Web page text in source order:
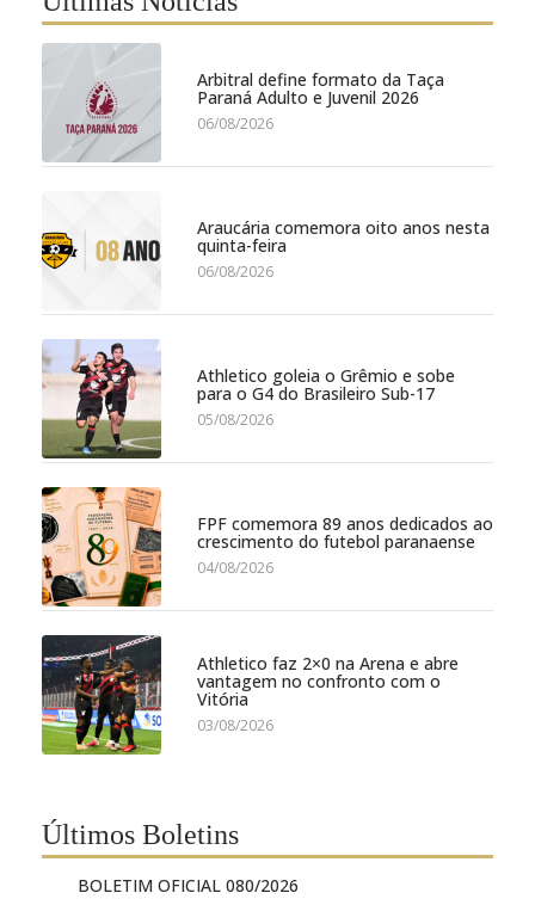
Arbitral define formato da Taça
Paraná Adulto e Juvenil 2026
06/08/2026
Araucária comemora oito anos nesta
quinta-feira
06/08/2026
Athletico goleia o Grêmio e sobe
para o G4 do Brasileiro Sub-17
05/08/2026
FPF comemora 89 anos dedicados ao
crescimento do futebol paranaense
04/08/2026
Athletico faz 2×0 na Arena e abre
vantagem no confronto com o
Vitória
03/08/2026
Últimos Boletins
BOLETIM OFICIAL 080/2026